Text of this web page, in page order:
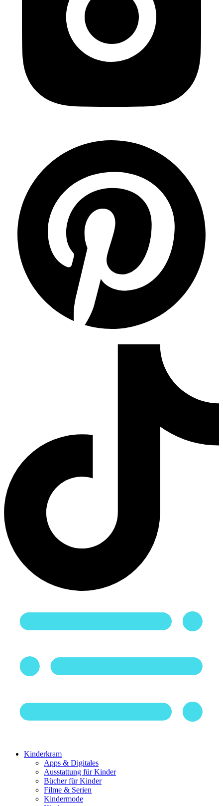
Kinderkram
Apps & Digitales
Ausstattung für Kinder
Bücher für Kinder
Filme & Serien
Kindermode